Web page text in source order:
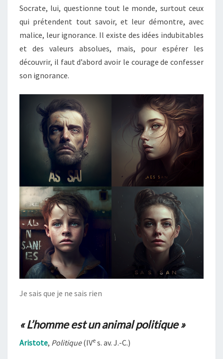
Socrate, lui, questionne tout le monde, surtout ceux
qui prétendent tout savoir, et leur démontre, avec
malice, leur ignorance. Il existe des idées indubitables
et des valeurs absolues, mais, pour espérer les
découvrir, il faut d’abord avoir le courage de confesser
son ignorance.
Je sais que je ne sais rien
« L’homme est un animal politique »
Aristote, Politique(IVe s. av. J.-C.)